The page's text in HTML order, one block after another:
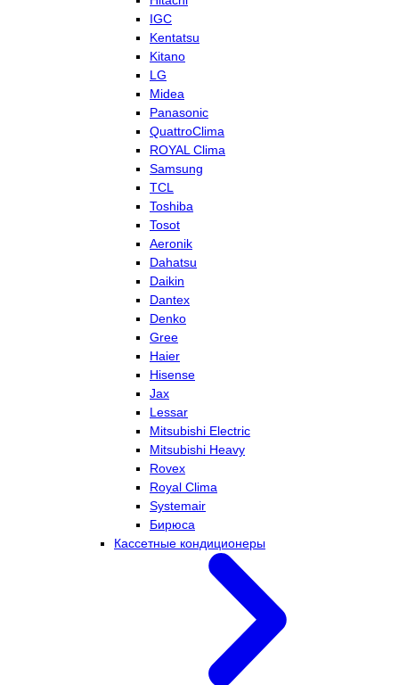
IGC
Kentatsu
Kitano
LG
Midea
Panasonic
QuattroClima
ROYAL Clima
Samsung
TCL
Toshiba
Tosot
Aeronik
Dahatsu
Daikin
Dantex
Denko
Gree
Haier
Hisense
Jax
Lessar
Mitsubishi Electric
Mitsubishi Heavy
Rovex
Royal Clima
Systemair
Бирюса
Кассетные кондиционеры